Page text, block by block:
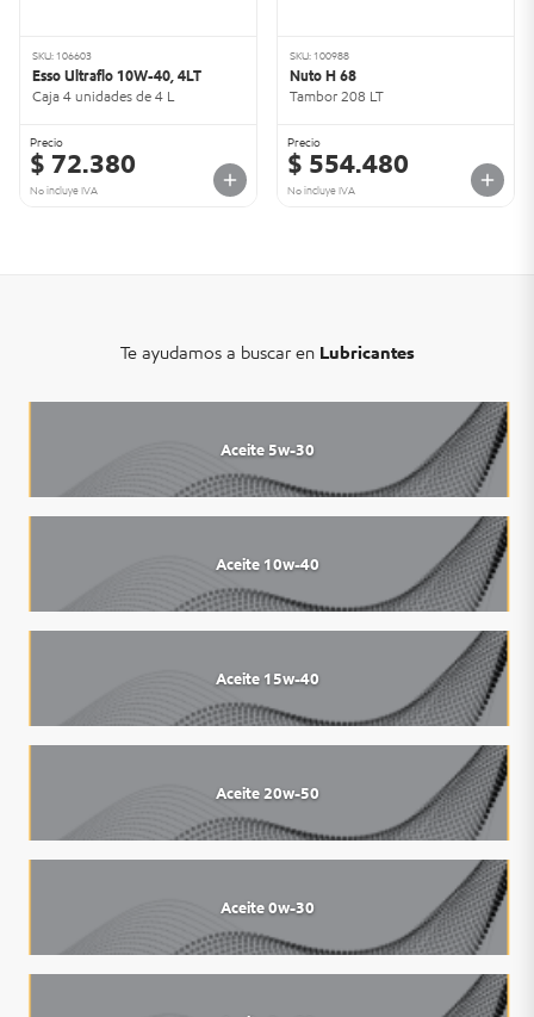
SKU: 106603
Esso Ultraflo 10W-40, 4LT
Caja 4 unidades de 4 L
Precio
$ 72.380
No incluye IVA
SKU: 100988
Nuto H 68
Tambor 208 LT
Precio
$ 554.480
No incluye IVA
Te ayudamos a buscar en Lubricantes
Aceite 5w-30
Aceite 10w-40
Aceite 15w-40
Aceite 20w-50
Aceite 0w-30